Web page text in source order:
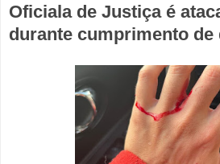
Oficiala de Justiça é
durante cumprimento de